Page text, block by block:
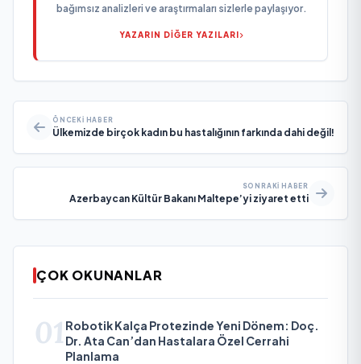
bağımsız analizleri ve araştırmaları sizlerle paylaşıyor.
YAZARIN DİĞER YAZILARI
ÖNCEKI HABER
Ülkemizde birçok kadın bu hastalığının farkında dahi değil!
SONRAKI HABER
Azerbaycan Kültür Bakanı Maltepe’yi ziyaret etti
ÇOK OKUNANLAR
01 Robotik Kalça Protezinde Yeni Dönem: Doç.
Dr. Ata Can’dan Hastalara Özel Cerrahi
Planlama